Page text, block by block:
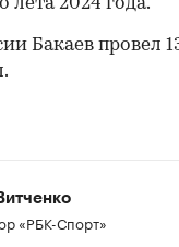
лета 2024 года.
Бакаев провел
«РБК-Спорт»